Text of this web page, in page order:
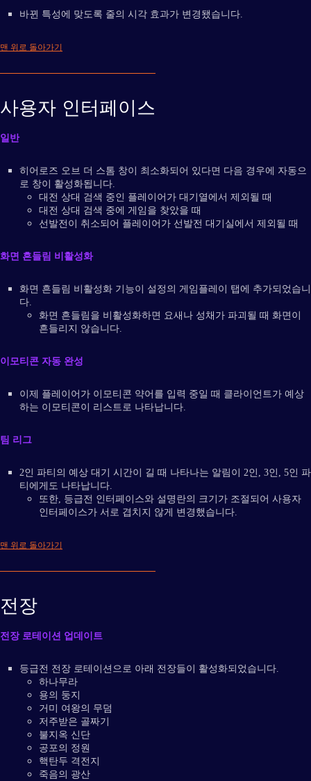
바뀐 특성에 맞도록 줄의 시각 효과가 변경됐습니다.
맨 위로 돌아가기
사용자 인터페이스
일반
히어로즈 오브 더 스톰 창이 최소화되어 있다면 다음 경우에 자동으
로 창이 활성화됩니다.
대전 상대 검색 중인 플레이어가 대기열에서 제외될 때
대전 상대 검색 중에 게임을 찾았을 때
선발전이 취소되어 플레이어가 선발전 대기실에서 제외될 때
화면 흔들림 비활성화
화면 흔들림 비활성화 기능이 설정의 게임플레이 탭에 추가되었습니
다.
화면 흔들림을 비활성화하면 요새나 성채가 파괴될 때 화면이
흔들리지 않습니다.
이모티콘 자동 완성
이제 플레이어가 이모티콘 약어를 입력 중일 때 클라이언트가 예상
하는 이모티콘이 리스트로 나타납니다.
팀 리그
2인 파티의 예상 대기 시간이 길 때 나타나는 알림이 2인, 3인, 5인 파
티에게도 나타납니다.
또한, 등급전 인터페이스와 설명란의 크기가 조절되어 사용자
인터페이스가 서로 겹치지 않게 변경했습니다.
맨 위로 돌아가기
전장
전장 로테이션 업데이트
등급전 전장 로테이션으로 아래 전장들이 활성화되었습니다.
하나무라
용의 둥지
거미 여왕의 무덤
저주받은 골짜기
불지옥 신단
공포의 정원
핵탄두 격전지
죽음의 광산